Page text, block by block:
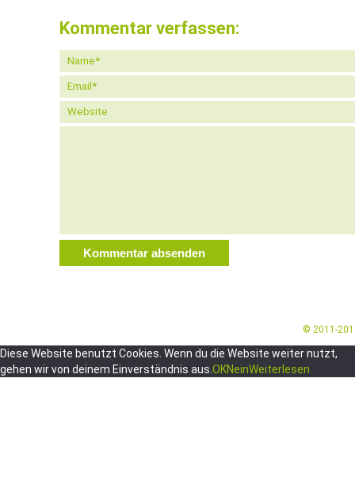
Kommentar verfassen:
© 2011-
Diese Website benutzt Cookies. Wenn du die Website weiter nutzt,
gehen wir von deinem Einverständnis aus. OKNeinWeiterlesen